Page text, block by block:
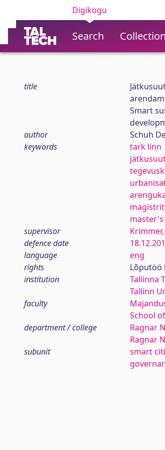
Digikogu
Search
title
Smart
author
Schuh
keywords
tark linn
master's
supervisor
defence date
language
eng
rights
Lõputöö
institution
Tallinna
Tallinn
faculty
School
department / college
Ragnar
Ragnar
subunit
smart